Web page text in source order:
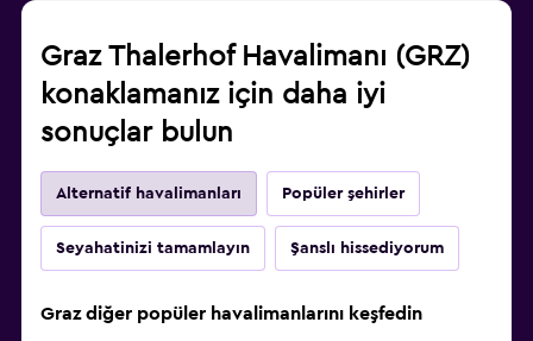
Graz Thalerhof Havalimanı (GRZ)
konaklamanız için daha iyi
sonuçlar bulun
Alternatif havalimanları Popüler şehirler
Seyahatinizi tamamlayın Şanslı hissediyorum
Graz diğer popüler havalimanlarını keşfedin